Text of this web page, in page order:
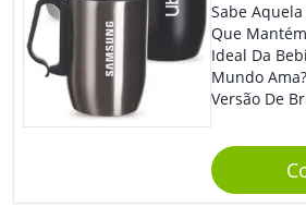
Sabe
Que
Ideal Da
Mundo
Versão De
Sua Marca
Acrescentar
Praticidade
De